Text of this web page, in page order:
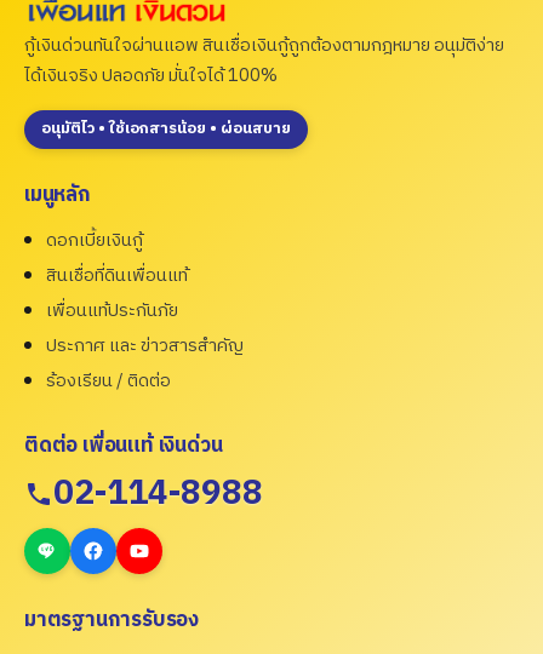
กู้เงินด่วนทันใจผ่านแอพ สินเชื่อเงินกู้ถูกต้องตามกฎหมาย อนุมัติง่าย
ได้เงินจริง ปลอดภัย มั่นใจได้ 100%
อนุมัติไว • ใช้เอกสารน้อย • ผ่อนสบาย
เมนูหลัก
ดอกเบี้ยเงินกู้
สินเชื่อที่ดินเพื่อนแท้
เพื่อนแท้ประกันภัย
ประกาศ และ ข่าวสารสำคัญ
ร้องเรียน / ติดต่อ
ติดต่อ เพื่อนแท้ เงินด่วน
02-114-8988
มาตรฐานการรับรอง